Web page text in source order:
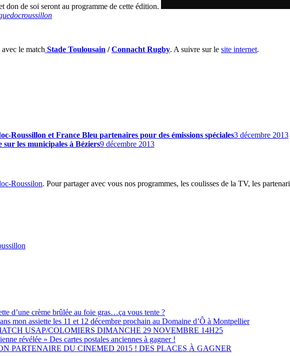
don de soi seront au programme de cette édition.
le match Stade Toulousain /Connacht Rugby. A suivre sur le site internet.
Roussillon et France Bleu partenaires pour des émissions spéciales3 décembre 2013
sur les municipales à Béziers9 décembre 2013
Roussilon. Pour partager avec vous nos programmes, les coulisses de la TV, les
d’une crème brûlée au foie gras…ça vous tente ?
mon assiette les 11 et 12 décembre prochain au Domaine d’Ô à Montpellier
USAP/COLOMIERS DIMANCHE 29 NOVEMBRE 14H25
révélée » Des cartes postales anciennes à gagner !
PARTENAIRE DU CINEMED 2015 ! DES PLACES À GAGNER